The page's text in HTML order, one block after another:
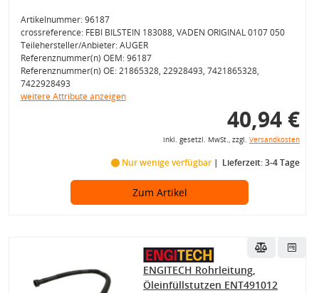
Artikelnummer: 96187
crossreference: FEBI BILSTEIN 183088, VADEN ORIGINAL 0107 050
Teilehersteller/Anbieter: AUGER
Referenznummer(n) OEM: 96187
Referenznummer(n) OE: 21865328, 22928493, 7421865328,
7422928493
weitere Attribute anzeigen
40,94 €
inkl. gesetzl. MwSt., zzgl. Versandkosten
Nur wenige verfügbar Lieferzeit: 3-4 Tage
Zum Artikel
ENGITECH Rohrleitung,
Öleinfüllstutzen ENT491012